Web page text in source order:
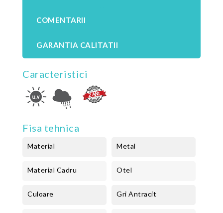
COMENTARII
GARANTIA CALITATII
Caracteristici
Fisa tehnica
Material Metal
Material Cadru Otel
Culoare Gri Antracit